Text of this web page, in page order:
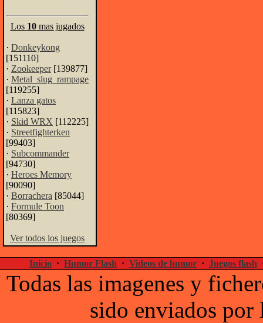
Los 10mas jugados
· Donkeykong
[151110]
· Zookeeper[139877]
· Metal_slug_rampage
[119255]
· Lanza gatos
[115823]
· Skid WRX [112225]
· Streetfighterken
[99403]
· Subcommander
[94730]
· Heroes Memory
[90090]
· Borrachera [85044]
· Formule Toon
[80369]
Ver todos los juegos
Inicio · Humor Flash · Videos de humor · Juegos flash
Todas las imagenes y
sido enviados por